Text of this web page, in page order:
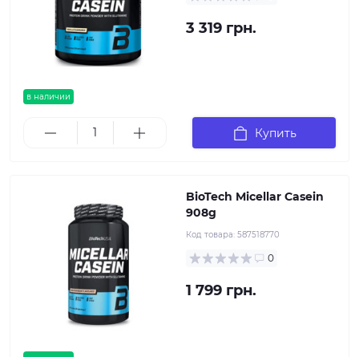
в наличии
3 319 грн.
Купить
BioTech Micellar Casein
908g
Код товара: 587518770
0
1 799 грн.